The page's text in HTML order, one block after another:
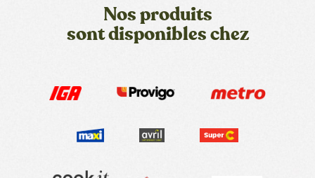
Nos produits
sont disponibles chez